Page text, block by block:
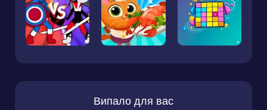
Випало для вас